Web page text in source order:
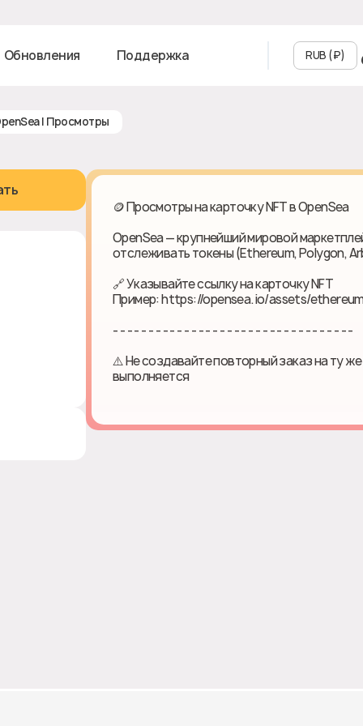
Обновления Поддержка RUB (₽‎)
| Просмотры
🪙 Просмотры на карточку NFT в OpenSea
OpenSea — крупнейший мировой
отслеживать токены (Ethereum, Polygon,
🔗 Указывайте ссылку на карточку NFT
Пример: https://opensea.io/assets/
- - - - - - - - - - - - - - - - - - - - - - - - - - - - - - - - - -
⚠️ Не создавайте повторный заказ на ту
выполняется